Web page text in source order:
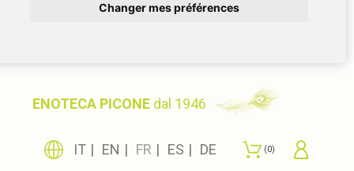
Changer mes préférences
ENOTECA PICONE dal 1946
IT EN FR ES DE 0